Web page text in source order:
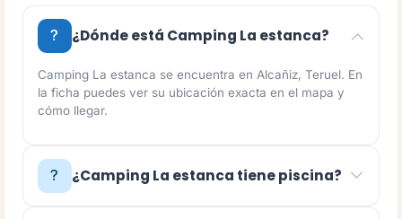
¿Dónde está Camping La estanca?
Camping La estanca se encuentra en Alcañiz, Teruel. En
la ficha puedes ver su ubicación exacta en el mapa y
cómo llegar.
¿Camping La estanca tiene piscina?